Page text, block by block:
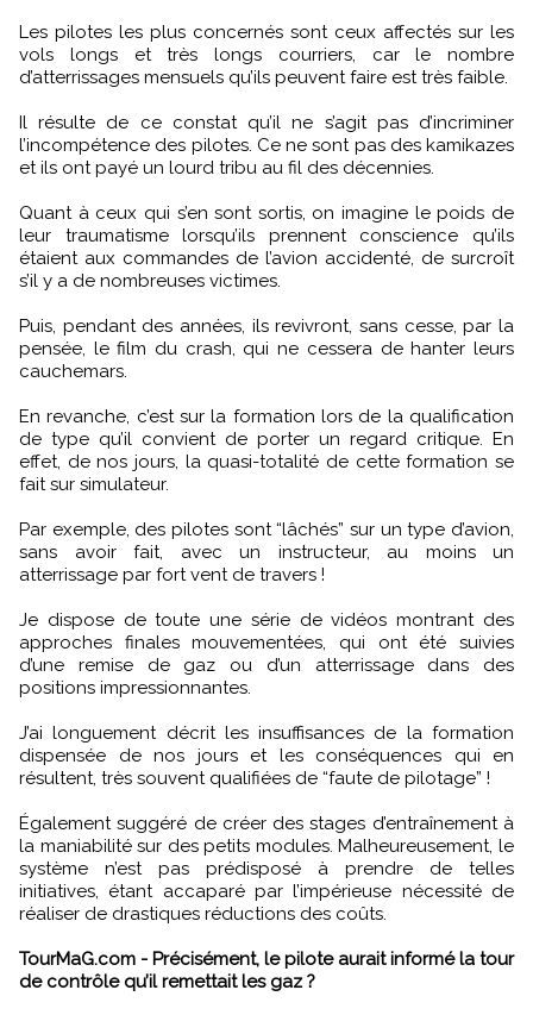
Les pilotes les plus concernés sont ceux affectés sur les
vols longs et très longs courriers, car le nombre
d’atterrissages mensuels qu’ils peuvent faire est très faible.
Il résulte de ce constat qu’il ne s’agit pas d’incriminer
l’incompétence des pilotes. Ce ne sont pas des kamikazes
et ils ont payé un lourd tribu au fil des décennies.
Quant à ceux qui s’en sont sortis, on imagine le poids de
leur traumatisme lorsqu’ils prennent conscience qu’ils
étaient aux commandes de l’avion accidenté, de surcroît
s’il y a de nombreuses victimes.
Puis, pendant des années, ils revivront, sans cesse, par la
pensée, le film du crash, qui ne cessera de hanter leurs
cauchemars.
En revanche, c’est sur la formation lors de la qualification
de type qu’il convient de porter un regard critique. En
effet, de nos jours, la quasi-totalité de cette formation se
fait sur simulateur.
Par exemple, des pilotes sont “lâchés” sur un type d’avion,
sans avoir fait, avec un instructeur, au moins un
atterrissage par fort vent de travers !
Je dispose de toute une série de vidéos montrant des
approches finales mouvementées, qui ont été suivies
d’une remise de gaz ou d’un atterrissage dans des
positions impressionnantes.
J’ai longuement décrit les insuffisances de la formation
dispensée de nos jours et les conséquences qui en
résultent, très souvent qualifiées de “faute de pilotage” !
Également suggéré de créer des stages d’entraînement à
la maniabilité sur des petits modules. Malheureusement, le
système n’est pas prédisposé à prendre de telles
initiatives, étant accaparé par l’impérieuse nécessité de
réaliser de drastiques réductions des coûts.
TourMaG.com - Précisément, le pilote aurait informé la tour
de contrôle qu’il remettait les gaz ?